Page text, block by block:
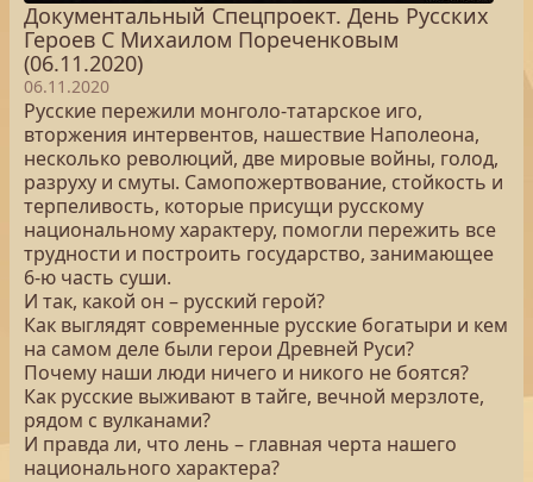
Документальный Спецпроект. День Русских
Героев С Михаилом Пореченковым
(06.11.2020)
06.11.2020
Русские пережили монголо-татарское иго,
вторжения интервентов, нашествие Наполеона,
несколько революций, две мировые войны, голод,
разруху и смуты. Самопожертвование, стойкость и
терпеливость, которые присущи русскому
национальному характеру, помогли пережить все
трудности и построить государство, занимающее
6-ю часть суши.
И так, какой он – русский герой?
Как выглядят современные русские богатыри и кем
на самом деле были герои Древней Руси?
Почему наши люди ничего и никого не боятся?
Как русские выживают в тайге, вечной мерзлоте,
рядом с вулканами?
И правда ли, что лень – главная черта нашего
национального характера?